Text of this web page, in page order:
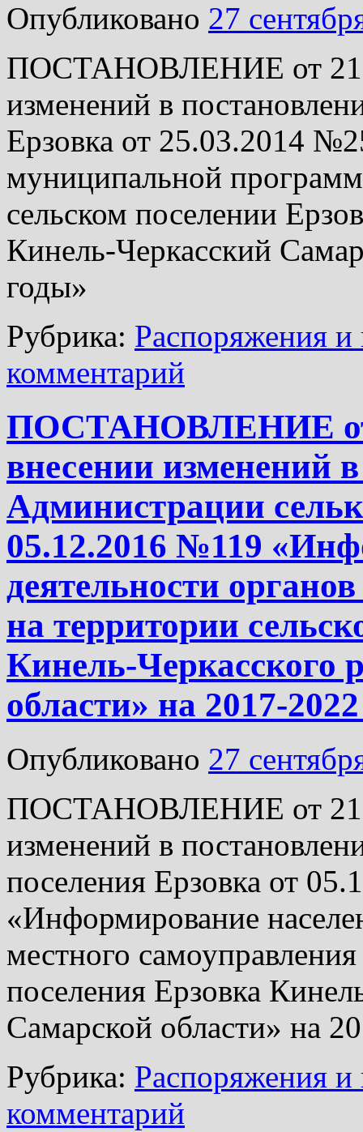
Опубликовано 27
ПОСТАНОВЛЕНИЕ от
изменений в
Ерзовка от 25.03.2014
муниципальной
сельском поселении
Кинель-Черкасский
годы»
Рубрика: Распоряжения и
комментарий
ПОСТАНОВЛЕНИЕ от
внесении изменений
Администрации
05.12.2016 №119
деятельности
на территории
Кинель-Черкасского
области» на 2017-
Опубликовано 27
ПОСТАНОВЛЕНИЕ от
изменений в
поселения Ерзовка от
«Информирование
местного
поселения Ерзовка
Самарской области» на
Рубрика: Распоряжения и
комментарий